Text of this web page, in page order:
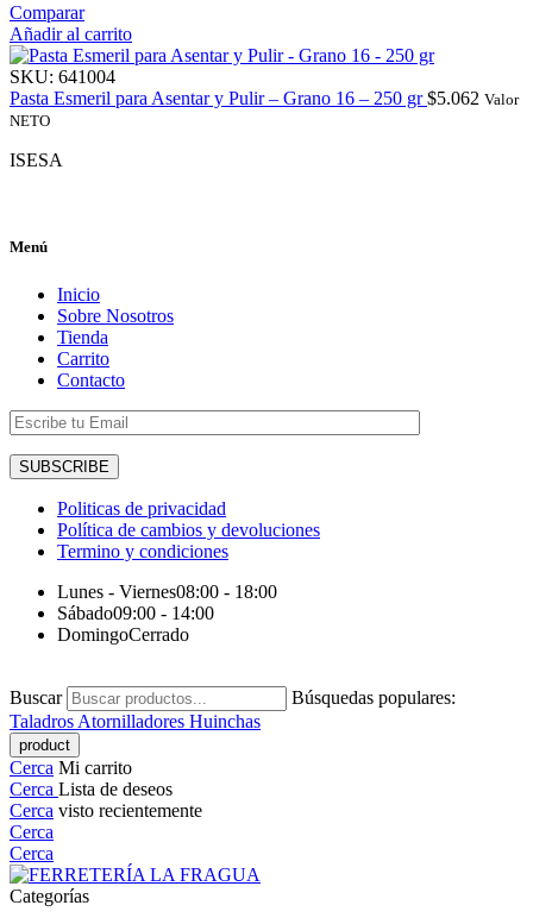
Comparar
Añadir al carrito
SKU: 641004
Pasta Esmeril para Asentar y Pulir – Grano 16 – 250 gr$5.062 Valor
NETO
ISESA
Menú
Inicio
Sobre Nosotros
Tienda
Carrito
Contacto
Politicas de privacidad
Política de cambios y devoluciones
Termino y condiciones
Lunes - Viernes08:00 - 18:00
Sábado09:00 - 14:00
DomingoCerrado
Buscar
Búsquedas populares:
Taladros Atornilladores Huinchas
Cerca Mi carrito
Cerca Lista de deseos
Cerca visto recientemente
Cerca
Cerca
Categorías